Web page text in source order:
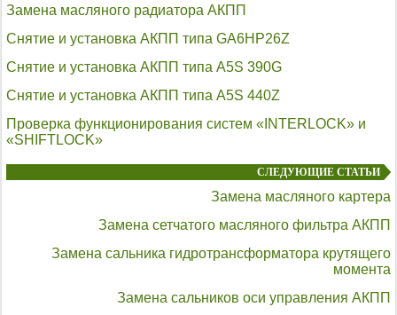
Замена масляного радиатора АКПП
Снятие и установка АКПП типа GA6HP26Z
Снятие и установка АКПП типа A5S 390G
Снятие и установка АКПП типа A5S 440Z
Проверка функционирования систем «INTERLOCK» и
«SHIFTLOCK»
СЛЕДУЮЩИЕ СТАТЬИ
Замена масляного картера
Замена сетчатого масляного фильтра АКПП
Замена сальника гидротрансформатора крутящего
момента
Замена сальников оси управления АКПП